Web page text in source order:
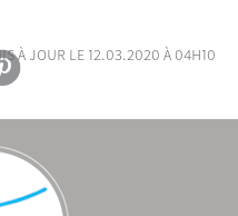
à jour le 12.03.2020 à 04h10